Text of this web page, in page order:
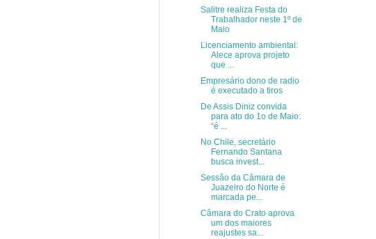
Salitre realiza Festa do
Trabalhador neste 1º de
Maio
Licenciamento ambiental:
Alece aprova projeto
que ...
Empresário dono de radio
é executado a tiros
De Assis Diniz convida
para ato do 1o de Maio:
“é ...
No Chile, secretário
Fernando Santana
busca invest...
Sessão da Câmara de
Juazeiro do Norte é
marcada pe...
Câmara do Crato aprova
um dos maiores
reajustes sa...